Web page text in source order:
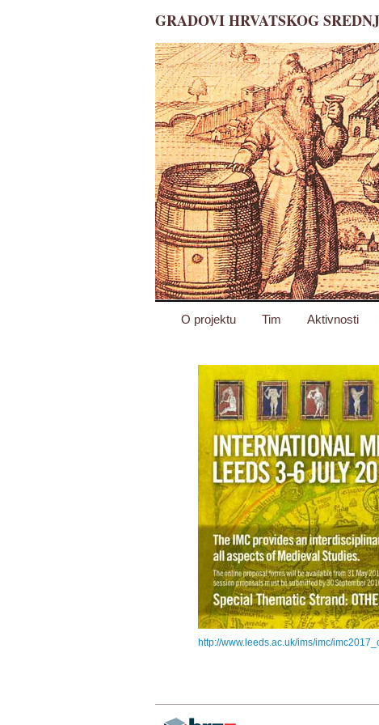
GRADOVI HRVATSKOG
O projektu Tim Aktivnosti
http://www.leeds.ac.uk/ims/imc/